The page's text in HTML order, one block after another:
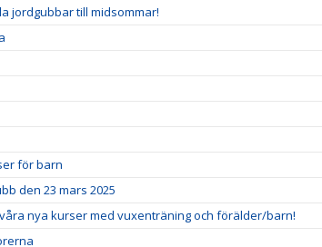
jordgubbar till midsommar!
för barn
den 23 mars 2025
nya kurser med vuxenträning och förälder/barn!